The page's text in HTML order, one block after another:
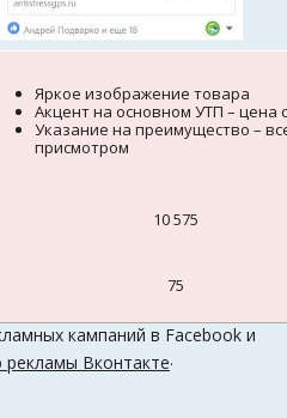
Яркое изображение товара
Акцент на основном УТП – цена
Указание на преимущество –
присмотром
10 575
75
кампаний в Facebook и
Вконтакте.